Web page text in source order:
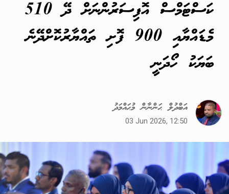
ކަސްޓަމްސް އޮފިސަރުންނަށް ދޭ 510
މެޑައްޔާއި 900 ފޮށި ތައްޔާރުކޮށްދޭނެ
ބަޔަކު ހޯދަނީ
އަބްދުލް ޙަންނާން މުޙައްމަދު
03 Jun 2026, 12:50